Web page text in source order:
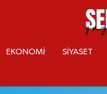
EKONOMİ SİYASET